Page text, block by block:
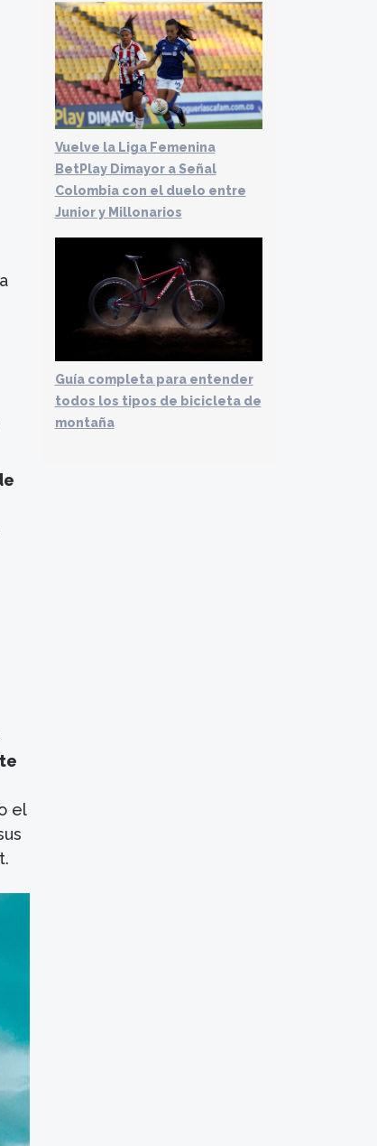
el
Vuelve la Liga Femenina
BetPlay Dimayor a Señal
Colombia con el duelo entre
Junior y Millonarios
Guía completa para entender
todos los tipos de bicicleta de
montaña